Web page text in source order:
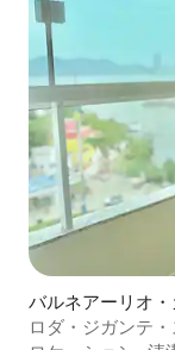
バルネアーリオ
パート
ロダ・ジガンテ